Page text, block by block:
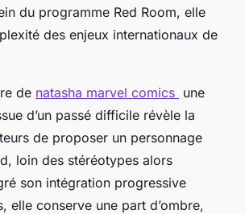
du programme Red Room, elle
des enjeux internationaux de
de natasha marvel comics une
d’un passé difficile révèle la
de proposer un personnage
loin des stéréotypes alors
son intégration progressive
elle conserve une part d’ombre,